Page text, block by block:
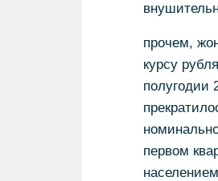
прочем,
курсу
полугодии
первом